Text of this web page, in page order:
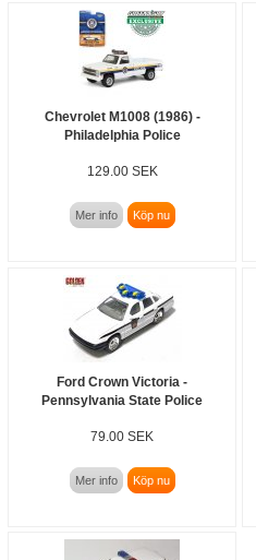
Chevrolet M1008 (1986) -
Philadelphia Police
129.00 SEK
Mer info Köp nu
Ford Crown Victoria -
Pennsylvania State Police
79.00 SEK
Mer info Köp nu